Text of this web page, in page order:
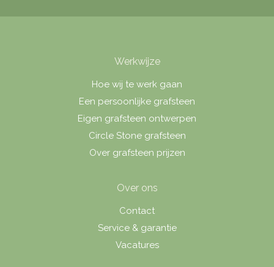
Werkwijze
Hoe wij te werk gaan
Een persoonlijke grafsteen
Eigen grafsteen ontwerpen
Circle Stone grafsteen
Over grafsteen prijzen
Over ons
Contact
Service & garantie
Vacatures